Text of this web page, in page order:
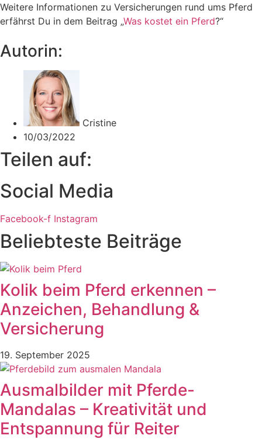
Weitere Informationen zu Versicherungen rund ums Pferd
erfährst Du in dem Beitrag „Was kostet ein Pferd?“
Autorin:
Cristine
10/03/2022
Teilen auf:
Social Media
Facebook-f Instagram
Beliebteste Beiträge
Kolik beim Pferd erkennen –
Anzeichen, Behandlung &
Versicherung
19. September 2025
Ausmalbilder mit Pferde-
Mandalas – Kreativität und
Entspannung für Reiter